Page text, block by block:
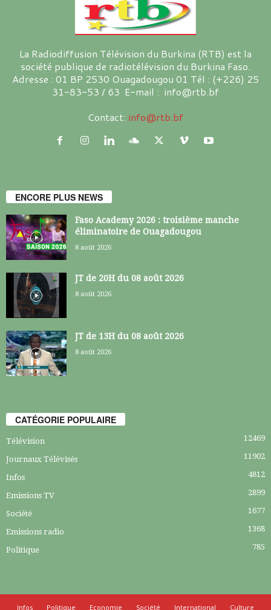
La Radiodiffusion Télévision du Burkina (RTB) est la
société publique de radiotélévision du Burkina Faso.
Adresse : 01 BP 2530 Ouagadougou 01 Tél : (+226) 25
31-83-53 / 63 E-mail : info@rtb.bf
Contact: info@rtb.bf
ENCORE PLUS NEWS
Faso Academy 2026 : troisième manche
éliminatoire de Ouagadougou
8 août 2026
JT de 20H du 08 août 2026
8 août 2026
JT de 13H du 08 août 2026
8 août 2026
CATÉGORIE POPULAIRE
Télévision 12469
Journaux Télévisés 11902
Infos 4812
Emissions TV 2899
Société 1677
Emissions radio 1368
Politique 785
Infos Politique Economie Société International Culture